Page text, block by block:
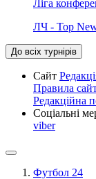
Ліга
ЛЧ - Top
До всіх турнірів
Сайт
Правила
Редакційна
Соціальні
viber
Футбол 24